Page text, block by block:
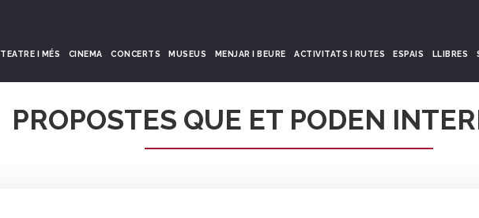
TEATRE I MÉS CINEMA CONCERTS MUSEUS MENJAR I BEURE ACTIVITATS I RUTES ESPAIS LLIBRES
PROPOSTES QUE ET PODEN